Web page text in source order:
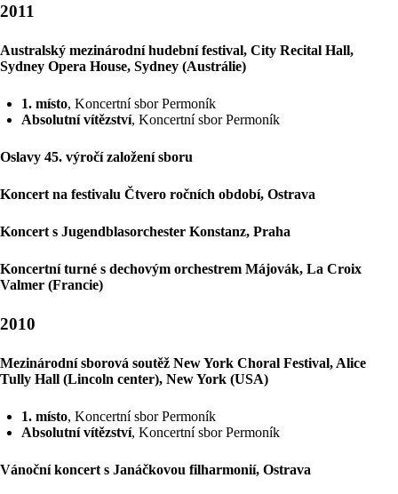
2011
Australský mezinárodní hudební festival, City Recital Hall,
Sydney Opera House, Sydney (Austrálie)
1. místo, Koncertní sbor Permoník
Absolutní vítězství, Koncertní sbor Permoník
Oslavy 45. výročí založení sboru
Koncert na festivalu Čtvero ročních období, Ostrava
Koncert s Jugendblasorchester Konstanz, Praha
Koncertní turné s dechovým orchestrem Májovák, La Croix
Valmer (Francie)
2010
Mezinárodní sborová soutěž New York Choral Festival, Alice
Tully Hall (Lincoln center), New York (USA)
1. místo, Koncertní sbor Permoník
Absolutní vítězství, Koncertní sbor Permoník
Vánoční koncert s Janáčkovou filharmonií, Ostrava